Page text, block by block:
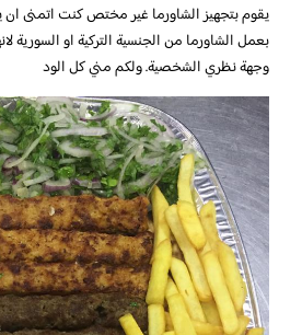
يقوم بتجهيز الشاورما غير مختص كنت اتمنى
بعمل الشاورما من الجنسية التركية او
وجهة نظري الشخصية. ولكم مني كل الود